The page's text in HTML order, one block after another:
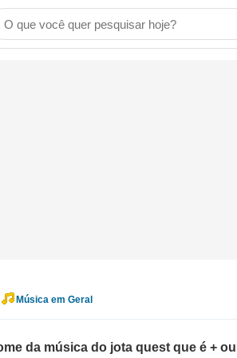
Música em Geral
da música do jota quest que é +